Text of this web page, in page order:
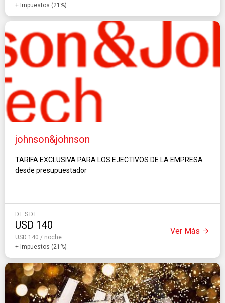
+ Impuestos (21%)
johnson&johnson
TARIFA EXCLUSIVA PARA LOS EJECTIVOS DE LA EMPRESA
desde presupuestador
DESDE
USD 140
USD 140 / noche
+ Impuestos (21%)
Ver Más